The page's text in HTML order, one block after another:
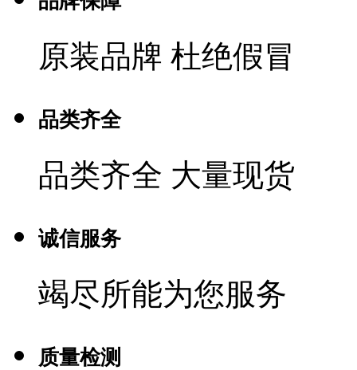
原装品牌 杜绝假冒
品类齐全
品类齐全 大量现货
诚信服务
竭尽所能为您服务
质量检测